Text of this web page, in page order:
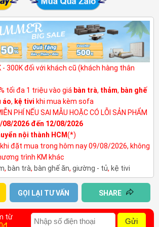
- 300K đối với khách cũ (khách hàng thân
tối đa 1 triệu vào giá bàn trà, thảm, bàn ghế
áo, kệ tivi khi mua kèm sofa
PHÍ NẾU SAI MẪU HOẶC CÓ LỖI SẢN PHẨM
08/2026 đến 12/08/2026
nội thành HCM(*)
khi đặt mua trong hôm nay 09/08/2026, không
trình KM khác
, bàn trà, bàn ghế ăn, giường - tủ, kệ tivi
GỌI LẠI TƯ VẤN SHARE
từ
Gửi